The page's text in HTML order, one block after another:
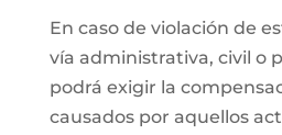
En caso de violación de
vía administrativa, civil o
podrá exigir la
causados por aquellos